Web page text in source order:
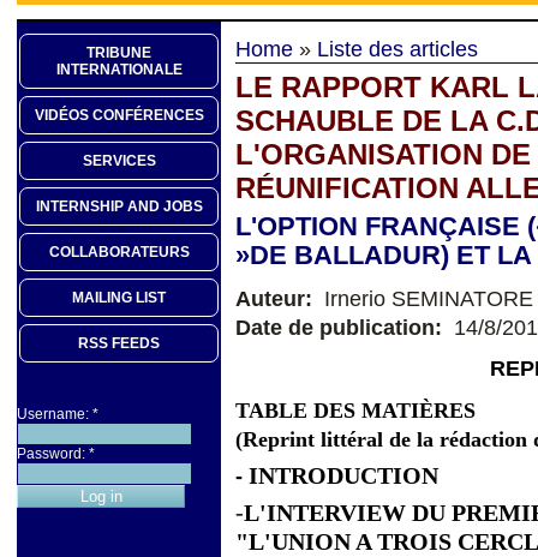
TRIBUNE
INTERNATIONALE
VIDÉOS CONFÉRENCES
SERVICES
INTERNSHIP AND JOBS
COLLABORATEURS
MAILING LIST
RSS FEEDS
Username: *
Password: *
Home » Liste des articles
LE RAPPORT KARL
SCHAUBLE DE LA
L'ORGANISATION
RÉUNIFICATION
L'OPTION FRANÇAISE
»DE BALLADUR) ET
Auteur: Irnerio SEMINATORE
Date de publication: 14/8/
TABLE DES MATIÈRES
(Reprint littéral de la rédaction
- INTRODUCTION
-L'INTERVIEW DU
"L'UNION A TROIS